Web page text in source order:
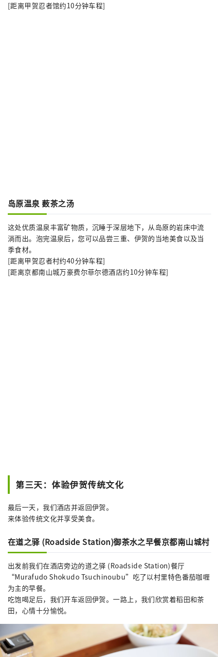
[距离甲贺忍者馆约10分钟车程]
岛原温泉 薮茶之汤
这处优质温泉丰富矿物质，沉睡于深层地下，从岛原的岩床中流
淌而出。泡完温泉后，您可以品尝三重、伊贺的当地美食以及当
季食材。
[距离甲贺忍者村约40分钟车程]
[距离京都南山城万豪费尔菲尔德酒店约10分钟车程]
第三天：体验伊贺传统文化
最后一天，我们酒店并返回伊贺。
来体验传统文化并享受美食。
在道之驿 (Roadside Station)御茶水之早餐京都南山城村
出发前我们在酒店旁边的道之驿 (Roadside Station)餐厅
“Murafudo Shokudo Tsuchinoubu”吃了以村里特色番茄咖喱
为主的早餐。
吃饱喝足后，我们开车返回伊贺。一路上，我们欣赏着稻田和茶
田，心情十分愉悦。